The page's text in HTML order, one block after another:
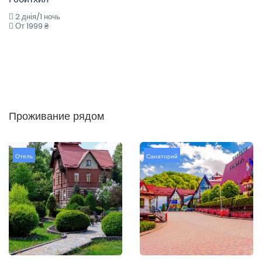
2 днія/1 ночь
От 1999 ₴
Проживание рядом
Отель Санаторий